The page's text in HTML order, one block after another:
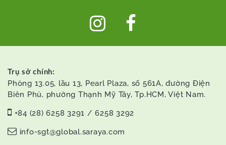
Trụ sở chính:
Phòng 13.05, lầu 13, Pearl Plaza, số 561A, đường Điện
Biên Phủ, phường Thạnh Mỹ Tây, Tp.HCM, Việt Nam.
+84 (28) 6258 3291 / 6258 3292
info-sgt@global.saraya.com